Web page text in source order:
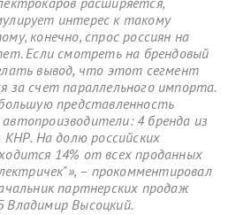
интерес к такому
конечно, спрос россиян на
Если смотреть на брендовый
вывод, что этот сегмент
за счет параллельного импорта.
представленность
4 бренда из
На долю российских
14% от всех проданных
– прокомментировал
партнерских продаж
Владимир Высоцкий.